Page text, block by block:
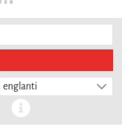
englanti